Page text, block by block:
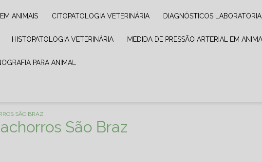
ANIMAIS CITOPATOLOGIA VETERINÁRIA DIAGNÓSTICOS
HISTOPATOLOGIA VETERINÁRIA MEDIDA DE PRESSÃO ARTERIAL EM
PARA ANIMAL
SÃO BRAZ
São Braz